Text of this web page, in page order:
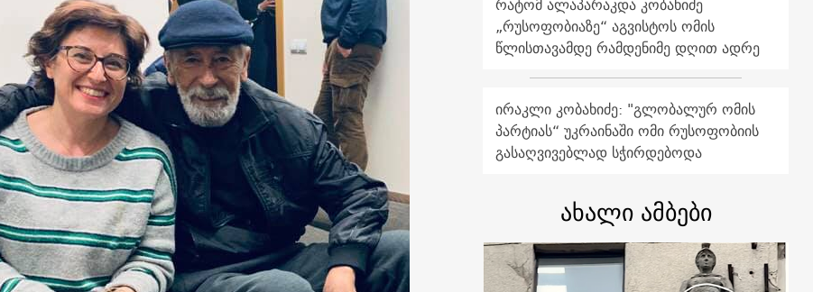
„რუსოფობიაზე“ აგვისტოს ომის
წლისთავამდე რამდენიმე დღით ადრე
ირაკლი კობახიძე: "გლობალურ ომის
პარტიას“ უკრაინაში ომი რუსოფობიის
გასაღვივებლად სჭირდებოდა
ახალი ამბები